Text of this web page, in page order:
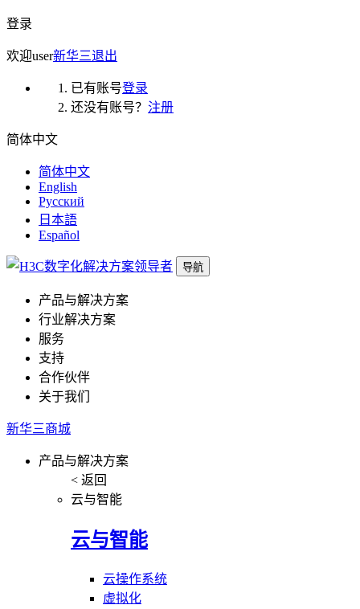
登录
欢迎user新华三退出
已有账号登录
还没有账号？ 注册
简体中文
简体中文
English
Русский
日本語
Español
导航
产品与解决方案
行业解决方案
服务
支持
合作伙伴
关于我们
新华三商城
产品与解决方案
< 返回
云与智能
云与智能
云操作系统
虚拟化